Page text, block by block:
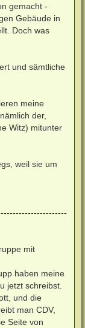
gemacht -
Gebäude in
Doch was
und sämtliche
meine
der,
Witz) mitunter
weil sie um
mit
haben meine
jetzt schreibst.
und die
man CDV,
Seite von